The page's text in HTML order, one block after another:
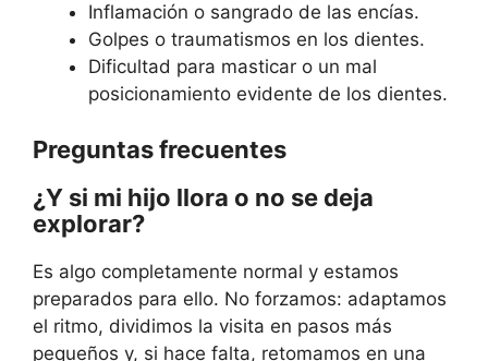
Inflamación o sangrado de las encías.
Golpes o traumatismos en los dientes.
Dificultad para masticar o un mal
posicionamiento evidente de los dientes.
Preguntas frecuentes
¿Y si mi hijo llora o no se deja
explorar?
Es algo completamente normal y estamos
preparados para ello. No forzamos: adaptamos
el ritmo, dividimos la visita en pasos más
pequeños y, si hace falta, retomamos en una